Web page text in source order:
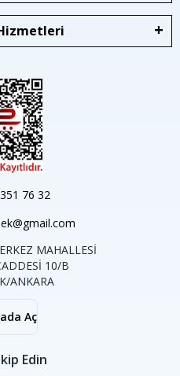
76 32
MAHALLESİ
10/B
ANKARA
Aç
Edin